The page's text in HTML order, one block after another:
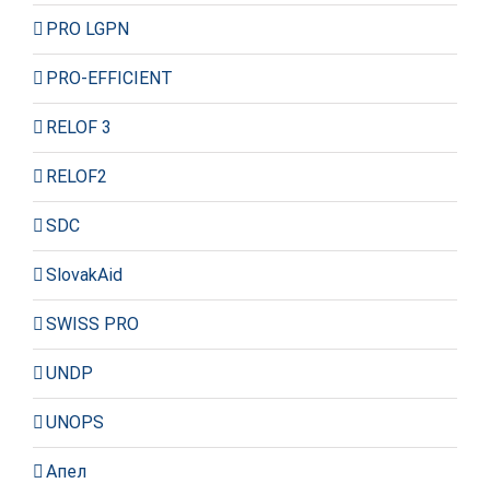
PRO LGPN
PRO-EFFICIENT
RELOF 3
RELOF2
SDC
SlovakAid
SWISS PRO
UNDP
UNOPS
Апел